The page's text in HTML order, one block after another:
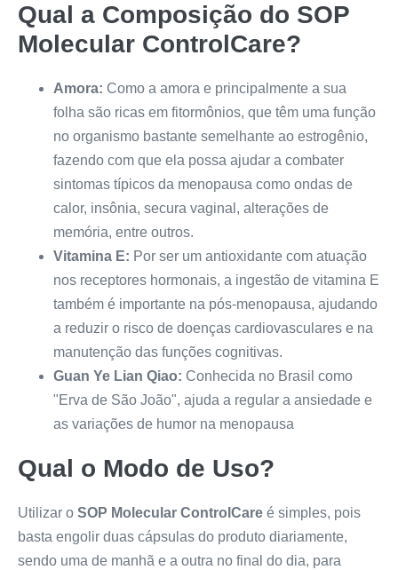
Qual a Composição do SOP
Molecular ControlCare?
Amora: Como a amora e principalmente a sua
folha são ricas em fitormônios, que têm uma função
no organismo bastante semelhante ao estrogênio,
fazendo com que ela possa ajudar a combater
sintomas típicos da menopausa como ondas de
calor, insônia, secura vaginal, alterações de
memória, entre outros.
Vitamina E: Por ser um antioxidante com atuação
nos receptores hormonais, a ingestão de vitamina E
também é importante na pós-menopausa, ajudando
a reduzir o risco de doenças cardiovasculares e na
manutenção das funções cognitivas.
Guan Ye Lian Qiao: Conhecida no Brasil como
"Erva de São João", ajuda a regular a ansiedade e
as variações de humor na menopausa
Qual o Modo de Uso?
Utilizar o SOP Molecular ControlCare é simples, pois
basta engolir duas cápsulas do produto diariamente,
sendo uma de manhã e a outra no final do dia, para